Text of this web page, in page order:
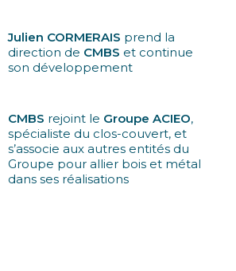
Julien CORMERAIS prend la
direction de CMBS et continue
son développement
CMBS rejoint le Groupe ACIEO,
spécialiste du clos-couvert, et
s’associe aux autres entités du
Groupe pour allier bois et métal
dans ses réalisations